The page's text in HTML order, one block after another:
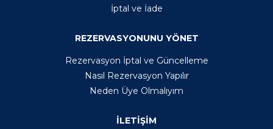
İptal ve İade
REZERVASYONUNU YÖNET
Rezervasyon İptal ve Güncelleme
Nasıl Rezervasyon Yapılır
Neden Üye Olmalıyım
İLETİŞİM